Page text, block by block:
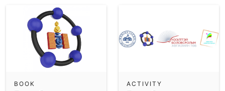
BOOK ACTIVITY